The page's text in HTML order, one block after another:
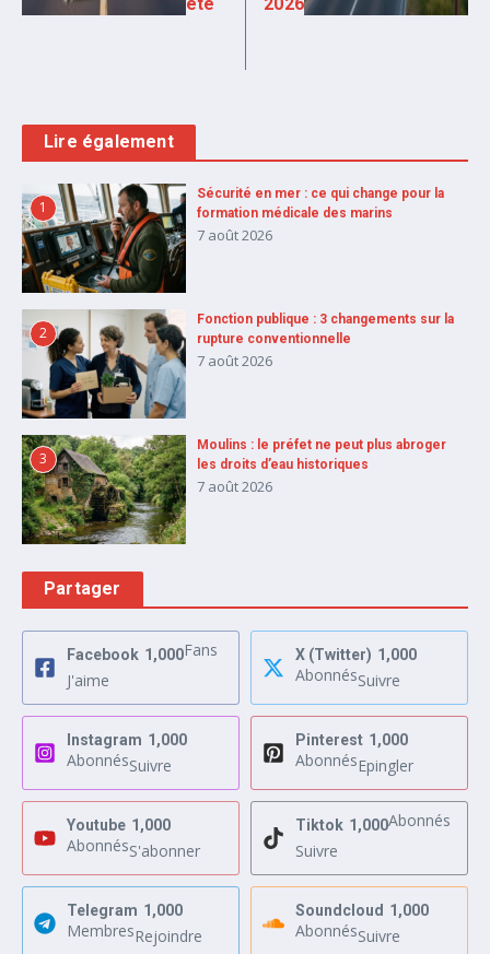
Lire également
1
Sécurité en mer : ce qui change pour la
formation médicale des marins
7 août 2026
2
Fonction publique : 3 changements sur la
rupture conventionnelle
7 août 2026
3
Moulins : le préfet ne peut plus abroger
les droits d’eau historiques
7 août 2026
Partager
Facebook 1,000Fans
J'aime
X (Twitter) 1,000
AbonnésSuivre
Instagram 1,000
AbonnésSuivre
Pinterest 1,000
AbonnésEpingler
Youtube 1,000
AbonnésS'abonner
Tiktok 1,000Abonnés
Suivre
Telegram 1,000
MembresRejoindre
Soundcloud 1,000
AbonnésSuivre